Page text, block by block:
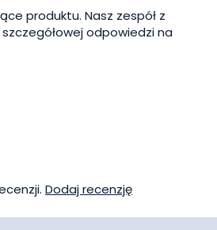
produktu. Nasz zespół z
odpowiedzi na
Dodaj recenzję